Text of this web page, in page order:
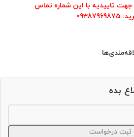
جهت تاییدیه با این شماره تماس
بده
ثبت درخواست